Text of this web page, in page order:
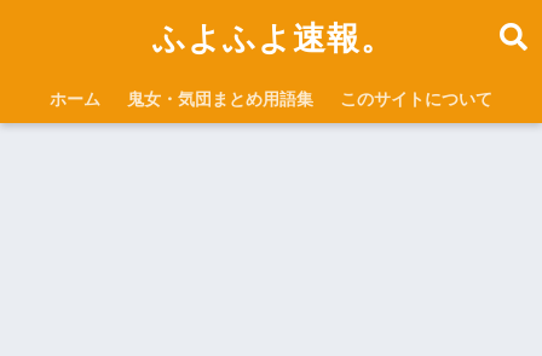
ふよふよ速報。
ホーム 鬼女・気団まとめ用語集 このサイトについて